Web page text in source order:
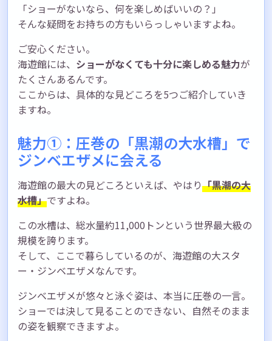
「ショーがないなら、何を楽しめばいいの？」
そんな疑問をお持ちの方もいらっしゃいますよね。
ご安心ください。
海遊館には、 ショーがなくても十分に楽しめる魅力が
たくさんあるんです。
ここからは、具体的な見どころを5つご紹介していき
ますね。
魅力①：圧巻の「黒潮の大水槽」で
ジンベエザメに会える
海遊館の最大の見どころといえば、やはり「黒潮の大
水槽」ですよね。
この水槽は、総水量約11,000トンという世界最大級の
規模を誇ります。
そして、ここで暮らしているのが、海遊館の大スタ
ー・ジンベエザメなんです。
ジンベエザメが悠々と泳ぐ姿は、本当に圧巻の一言。
ショーでは決して見ることのできない、自然そのまま
の姿を観察できますよ。